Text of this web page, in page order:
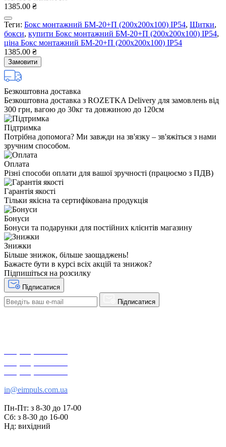
1385.00 ₴
Теги: Бокс монтажний БМ-20+П (200х200х100) IP54, Щитки,
бокси, купити Бокс монтажний БМ-20+П (200х200х100) IP54,
ціна Бокс монтажний БМ-20+П (200х200х100) IP54
1385.00 ₴
Замовити
Безкоштовна доставка
Безкоштовна доставка з ROZETKA Delivery для замовлень від
300 грн, вагою до 30кг та довжиною до 120см
Підтримка
Потрібна допомога? Ми завжди на зв'язку – зв'яжіться з нами
зручним способом.
Оплата
Різні способи оплати для вашої зручності (працюємо з ПДВ)
Гарантія якості
Тільки якісна та сертифікована продукція
Бонуси
Бонуси та подарунки для постійних клієнтів магазину
Знижки
Більше знижок, більше заощаджень!
Бажаєте бути в курсі всіх акцій та знижок?
Підпишіться на розсилку
Підписатися
Підписатися
in@eimpuls.com.ua
Пн-Пт: з 8-30 до 17-00
Сб: з 8-30 до 16-00
Нд: вихідний